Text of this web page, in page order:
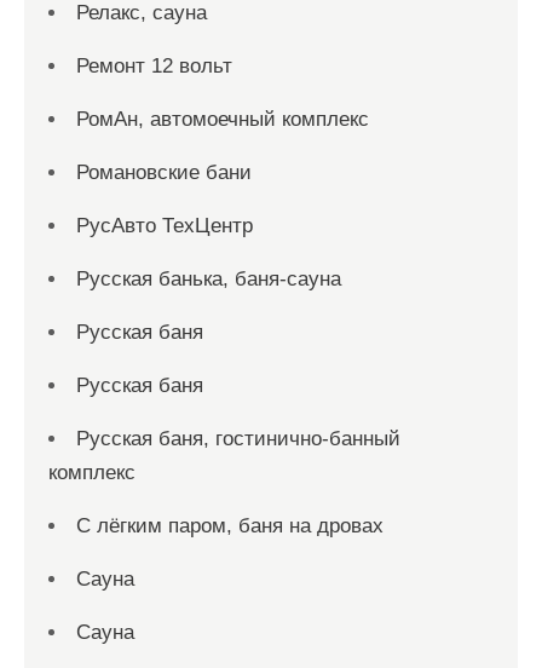
Релакс, сауна
Ремонт 12 вольт
РомАн, автомоечный комплекс
Романовские бани
РусАвто ТехЦентр
Русская банька, баня-сауна
Русская баня
Русская баня
Русская баня, гостинично-банный
комплекс
С лёгким паром, баня на дровах
Сауна
Сауна